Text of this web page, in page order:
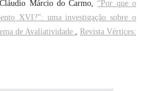
Márcio do Carmo, “Por que o
XVI?”: uma investigação sobre o
de Avaliatividade , Revista Vértices: